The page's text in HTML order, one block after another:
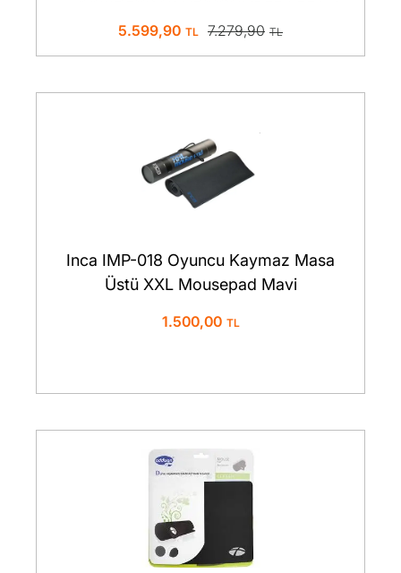
5.599,90 7.279,90
Inca IMP-018 Oyuncu Kaymaz Masa
Üstü XXL Mousepad Mavi
1.500,00